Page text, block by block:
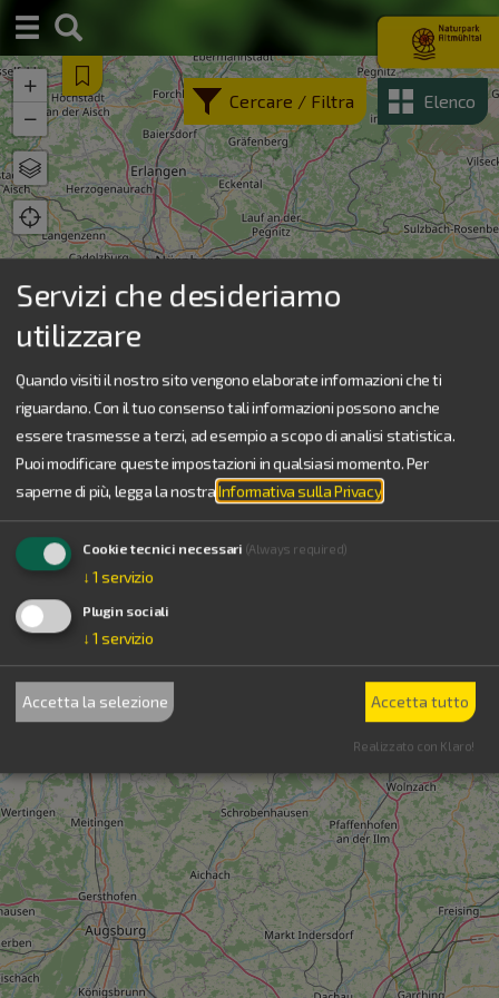
S
u
c
h
e
Cercare / Filtra Elenco
+
−
Cartina
Satellitare
topografico
Servizi che desideriamo
utilizzare
Quando visiti il nostro sito vengono elaborate informazioni che ti
riguardano. Con il tuo consenso tali informazioni possono anche
essere trasmesse a terzi, ad esempio a scopo di analisi statistica.
Puoi modificare queste impostazioni in qualsiasi momento.Per
saperne di più, legga la nostraInformativa sulla Privacy
Cookie tecnici necessari (Always required)
↓ 1 servizio
Plugin sociali
↓ 1 servizio
Accetta la selezione Accetta tutto
Realizzato con Klaro!